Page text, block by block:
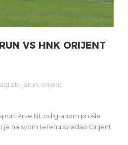
VS HNK ORIJENT
jarun orijent
Prve NL odigranom prošle
je na svom terenu svladao Orijent